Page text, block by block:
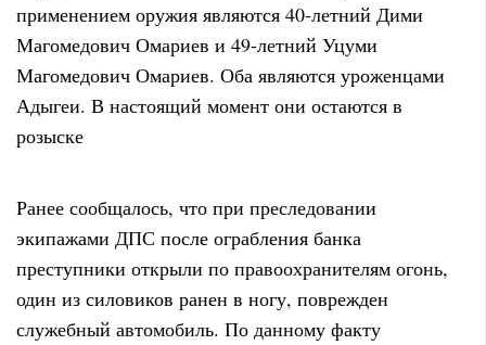
применением оружия являются 40-летний Дими
Магомедович Омариев и 49-летний Уцуми
Магомедович Омариев. Оба являются уроженцами
Адыгеи. В настоящий момент они остаются в
розыске
Ранее сообщалось, что при преследовании
экипажами ДПС после ограбления банка
преступники открыли по правоохранителям огонь,
один из силовиков ранен в ногу, поврежден
служебный автомобиль. По данному факту